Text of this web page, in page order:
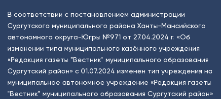
В соответствии с постановлением администрации
Сургутского муниципального района Ханты-Мансийского
автономного округа-Югры №971 от 27.04.2024 г. «Об
изменении типа муниципального казённого учреждения
«Редакция газеты "Вестник" муниципального образования
Сургутский район» с 01.07.2024 изменен тип учреждения на
муниципальное автономное учреждение «Редакция газеты
"Вестник" муниципального образования Сургутский район»